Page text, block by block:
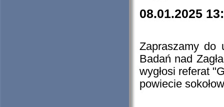
08.01.2025
Zapraszamy do
Badań nad
wygłosi referat
powiecie